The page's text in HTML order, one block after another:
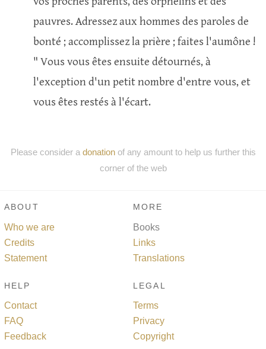
pauvres. Adressez aux hommes des paroles de
bonté ; accomplissez la prière ; faites l'aumône !
" Vous vous êtes ensuite détournés, à
l'exception d'un petit nombre d'entre vous, et
vous êtes restés à l'écart.
Please consider a donationof any amount to help us further this
corner of the web
ABOUT
Who we are
Credits
Statement
MORE
Books
Links
Translations
HELP
Contact
FAQ
Feedback
LEGAL
Terms
Privacy
Copyright